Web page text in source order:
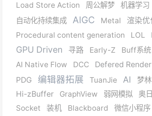
Load Store Action 周公解梦
机器学习
自动化持续集成
AIGC Metal
渲染优
Procedural content generation
LOL
GPU Driven 寻路 Early-Z Buff系统
AI Native Flow
DCC Defered Render
PDG 编辑器拓展 TuanJie AI 梦
Hi-zBuffer
GraphView 弱网模拟
奥
Socket
装机 Blackboard 微信小程序